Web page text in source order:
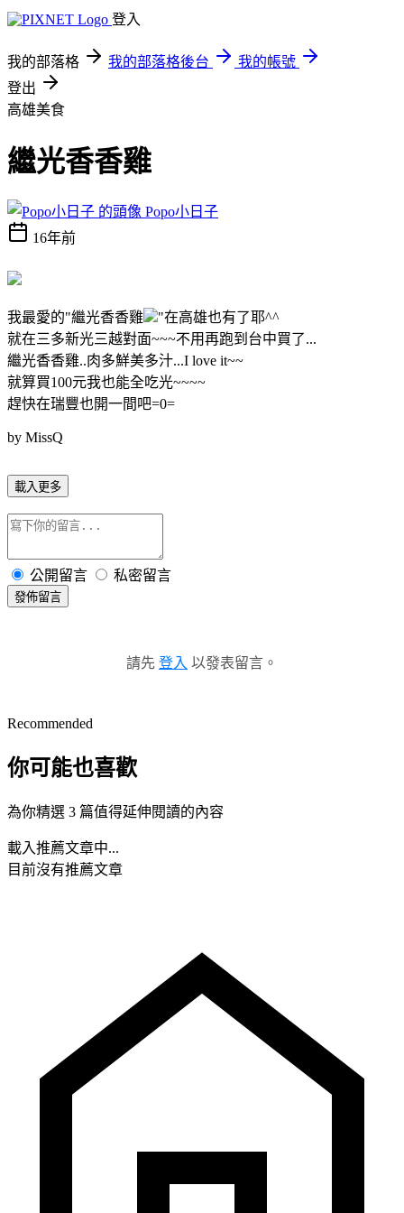
登入
我的部落格 我的部落格後台
我的帳號
登出
高雄美食
繼光香香雞
Popo小日子
16年前
我最愛的"繼光香香雞
"在高雄也有了耶^^
就在三多新光三越對面~~~不用再跑到台中買了...
繼光香香雞..肉多鮮美多汁...I love it~~
就算買100元我也能全吃光~~~~
趕快在瑞豐也開一間吧=0=
by MissQ
載入更多
公開留言 私密留言
發佈留言
請先 登入 以發表留言。
Recommended
你可能也喜歡
為你精選 3 篇值得延伸閱讀的內容
載入推薦文章中...
目前沒有推薦文章